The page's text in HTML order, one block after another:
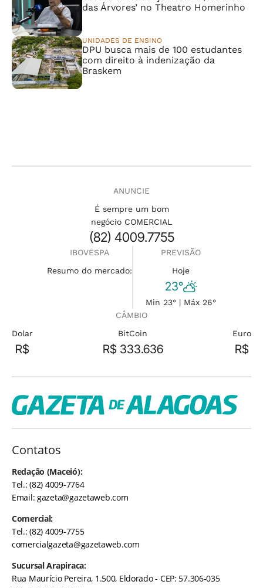
das Árvores’ no Theatro Homerinho
UNIDADES DE ENSINO
DPU busca mais de 100 estudantes
com direito à indenização da
Braskem
ANUNCIE
É sempre um bom
negócio COMERCIAL
(82) 4009.7755
IBOVESPA
Resumo do mercado:
PREVISÃO
Hoje
23°
Min 23° | Máx 26°
CÂMBIO
Dolar
R$
BitCoin
R$ 333.636
Euro
R$
Contatos
Redação (Maceió):
Tel.: (82) 4009-7764
Email:gazeta@gazetaweb.com
Comercial:
Tel.: (82) 4009-7755
comercialgazeta@gazetaweb.com
Sucursal Arapiraca:
Rua Maurício Pereira, 1.500, Eldorado - CEP: 57.306-035